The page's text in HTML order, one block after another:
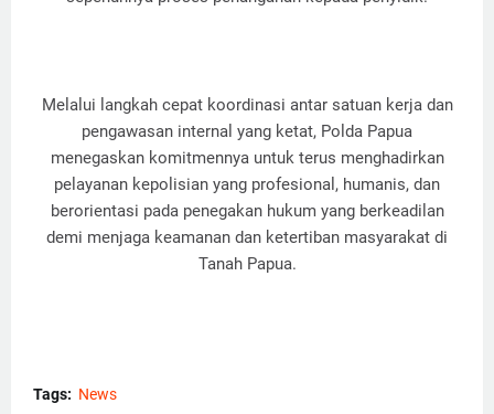
Melalui langkah cepat koordinasi antar satuan kerja dan
pengawasan internal yang ketat, Polda Papua
menegaskan komitmennya untuk terus menghadirkan
pelayanan kepolisian yang profesional, humanis, dan
berorientasi pada penegakan hukum yang berkeadilan
demi menjaga keamanan dan ketertiban masyarakat di
Tanah Papua.
Tags: News